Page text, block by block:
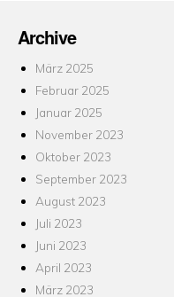
Archive
März 2025
Februar 2025
Januar 2025
November 2023
Oktober 2023
September 2023
August 2023
Juli 2023
Juni 2023
April 2023
März 2023